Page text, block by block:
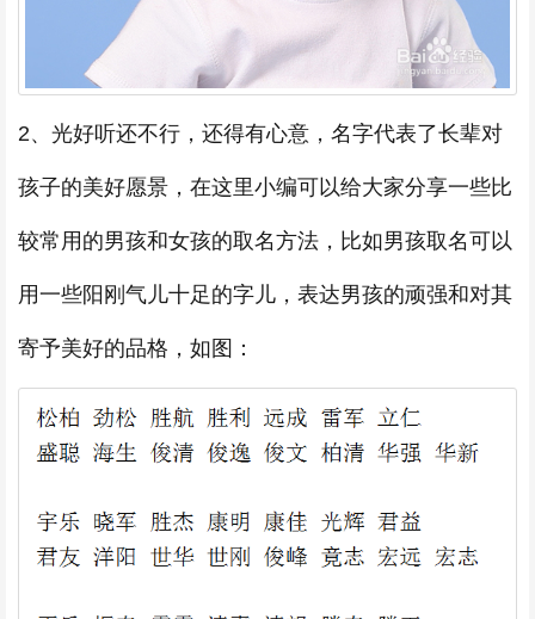
2、光好听还不行，还得有心意，名字代表了长辈对
孩子的美好愿景，在这里小编可以给大家分享一些比
较常用的男孩和女孩的取名方法，比如男孩取名可以
用一些阳刚气儿十足的字儿，表达男孩的顽强和对其
寄予美好的品格，如图：